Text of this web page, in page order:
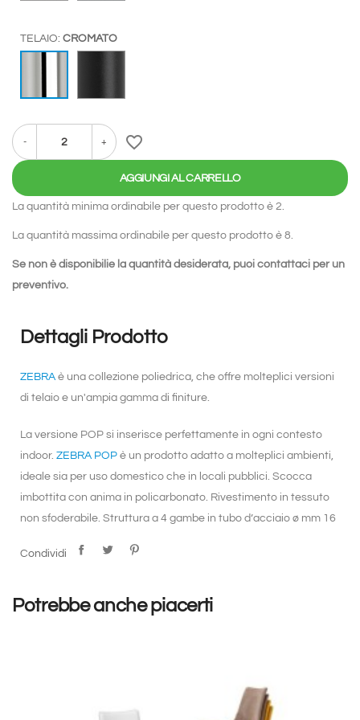
TELAIO: CROMATO
- + favorite_border
AGGIUNGI AL CARRELLO
La quantità minima ordinabile per questo prodotto è 2.
La quantità massima ordinabile per questo prodotto è 8.
Se non è disponibilie la quantità desiderata, puoi contattaci per un
preventivo.
Dettagli Prodotto
ZEBRA è una collezione poliedrica, che offre molteplici versioni
di telaio e un'ampia gamma di finiture.
La versione POP si inserisce perfettamente in ogni contesto
indoor. ZEBRA POP è un prodotto adatto a molteplici ambienti,
ideale sia per uso domestico che in locali pubblici. Scocca
imbottita con anima in policarbonato. Rivestimento in tessuto
non sfoderabile. Struttura a 4 gambe in tubo d’acciaio ø mm 16
T3 - T4 - T6 - M1: tessuto IGNIFUGO (Classe 1)
EP: similpelle IGNIFUGA Classe 1. IM (UNI 9175)
Condividi
Potrebbe anche piacerti